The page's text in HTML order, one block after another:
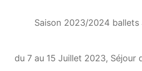
Saison 2023/2024 ballets
du 7 au 15 Juillet 2023, Séjour